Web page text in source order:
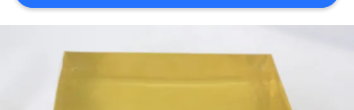
मामले
उद्धरण